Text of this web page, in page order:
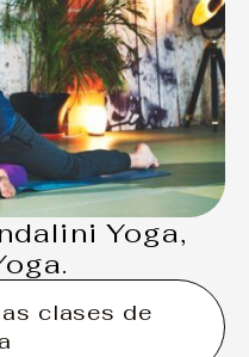
Yoga,
clases de